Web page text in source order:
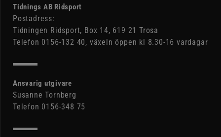
Tidnings AB Ridsport
Postadress:
Tidningen Ridsport, Box 14, 619 21 Trosa
Telefon 0156-132 40, växeln öppen kl 8.30-16 vardagar
Ansvarig utgivare
Susanne Tornberg
Telefon 0156-348 75